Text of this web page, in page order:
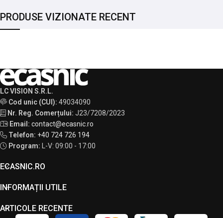
PRODUSE VIZIONATE RECENT
LC VISION S.R.L.
Cod unic (CUI): 49034090
Nr. Reg. Comerțului: J23/7208/2023
Email: contact@ecasnic.ro
Telefon: +40 724 726 194
Program:
L-V: 09:00 - 17:00
ECASNIC.RO
INFORMAȚII UTILE
ARTICOLE RECENTE